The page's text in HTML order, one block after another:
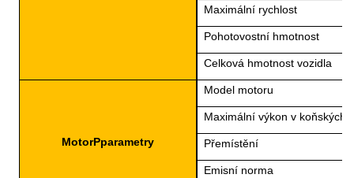
Maximální rychlost
Pohotovostní hmotnost
Celková hmotnost vozidla
MotorPparametry
Model motoru
Maximální výkon v koňských
Přemístění
Emisní norma